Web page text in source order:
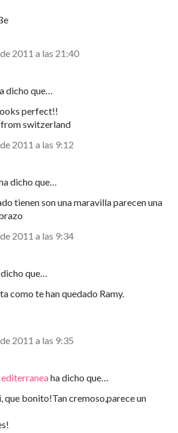
2011 a las 21:40
dicho que…
perfect!!
switzerland
2011 a las 9:12
dicho que…
tienen son una maravilla parecen una
2011 a las 9:34
que…
como te han quedado Ramy.
2011 a las 9:35
ha dicho que…
que bonito!Tan cremoso,parece un